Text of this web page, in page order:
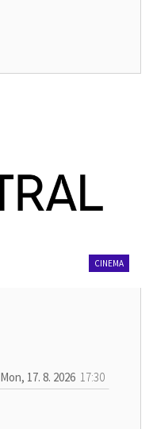
CINEMA
Mon, 17. 8. 2026 17:30